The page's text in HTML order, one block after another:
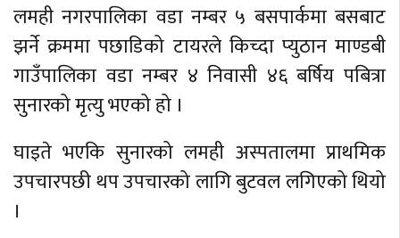
लमही नगरपालिका वडा नम्बर ५ बसपार्कमा बसबाट
झर्ने क्रममा पछाडिको टायरले किच्दा प्युठान माण्डबी
गाउँपालिका वडा नम्बर ४ निवासी ४६ बर्षिय पबित्रा
सुनारको मृत्यु भएको हो ।
घाइते भएकि सुनारको लमही अस्पतालमा प्राथमिक
उपचारपछी थप उपचारको लागि बुटवल लगिएको थियो
।